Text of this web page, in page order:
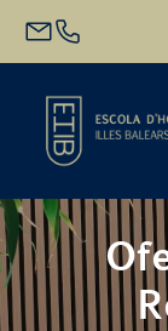
Inicio
Oferta